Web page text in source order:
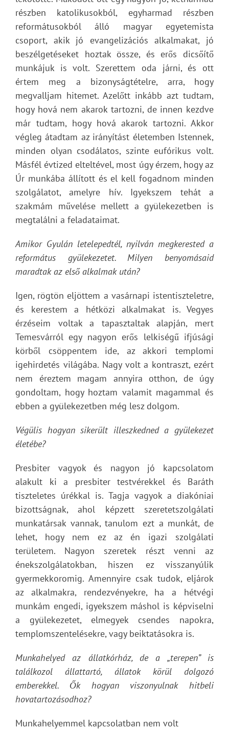
részben katolikusokból, egyharmad részben
reformátusokból álló magyar egyetemista
csoport, akik jó evangelizációs alkalmakat, jó
beszélgetéseket hoztak össze, és erős dicsőítő
munkájuk is volt. Szerettem oda járni, és ott
értem meg a bizonyságtételre, arra, hogy
megvalljam hitemet. Azelőtt inkább azt tudtam,
hogy hová nem akarok tartozni, de innen kezdve
már tudtam, hogy hová akarok tartozni. Akkor
végleg átadtam az irányítást életemben Istennek,
minden olyan csodálatos, szinte eufórikus volt.
Másfél évtized elteltével, most úgy érzem, hogy az
Úr munkába állított és el kell fogadnom minden
szolgálatot, amelyre hív. Igyekszem tehát a
szakmám művelése mellett a gyülekezetben is
megtalálni a feladataimat.
Amikor Gyulán letelepedtél, nyilván megkerested a
református gyülekezetet. Milyen benyomásaid
maradtak az első alkalmak után?
Igen, rögtön eljöttem a vasárnapi istentiszteletre,
és kerestem a hétközi alkalmakat is. Vegyes
érzéseim voltak a tapasztaltak alapján, mert
Temesvárról egy nagyon erős lelkiségű ifjúsági
körből csöppentem ide, az akkori templomi
igehirdetés világába. Nagy volt a kontraszt, ezért
nem éreztem magam annyira otthon, de úgy
gondoltam, hogy hoztam valamit magammal és
ebben a gyülekezetben még lesz dolgom.
Végülis hogyan sikerült illeszkedned a gyülekezet
életébe?
Presbiter vagyok és nagyon jó kapcsolatom
alakult ki a presbiter testvérekkel és Baráth
tiszteletes úrékkal is. Tagja vagyok a diakóniai
bizottságnak, ahol képzett szeretetszolgálati
munkatársak vannak, tanulom ezt a munkát, de
lehet, hogy nem ez az én igazi szolgálati
területem. Nagyon szeretek részt venni az
énekszolgálatokban, hiszen ez visszanyúlik
gyermekkoromig. Amennyire csak tudok, eljárok
az alkalmakra, rendezvényekre, ha a hétvégi
munkám engedi, igyekszem máshol is képviselni
a gyülekezetet, elmegyek csendes napokra,
templomszentelésekre, vagy beiktatásokra is.
Munkahelyed az állatkórház, de a „terepen” is
találkozol állattartó, állatok körül dolgozó
emberekkel. Ők hogyan viszonyulnak hitbeli
hovatartozásodhoz?
Munkahelyemmel kapcsolatban nem volt